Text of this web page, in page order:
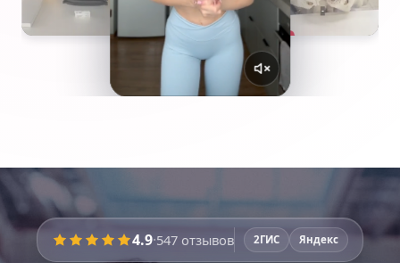
4.9·547 отзывов 2ГИС Яндекс